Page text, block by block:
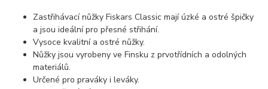
Zastřihávací nůžky Fiskars Classic mají úzké a ostré špičky
a jsou ideální pro přesné střihání.
Vysoce kvalitní a ostré nůžky.
Nůžky jsou vyrobeny ve Finsku z prvotřídních a odolných
materiálů.
Určené pro praváky i leváky.